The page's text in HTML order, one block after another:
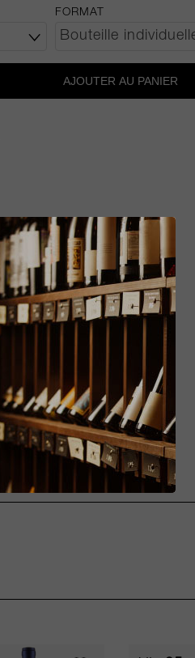
FORMAT
AJOUTER AU PANIER